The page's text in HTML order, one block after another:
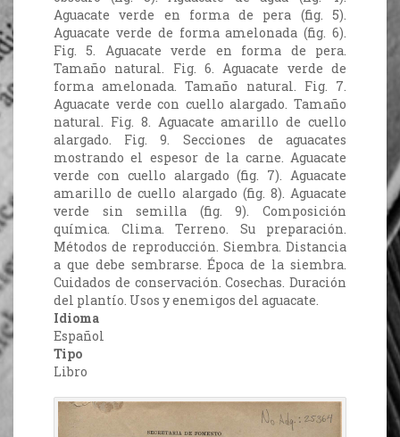
Aguacate verde en forma de pera (fig. 5).
Aguacate verde de forma amelonada (fig. 6).
Fig. 5. Aguacate verde en forma de pera.
Tamaño natural. Fig. 6. Aguacate verde de
forma amelonada. Tamaño natural. Fig. 7.
Aguacate verde con cuello alargado. Tamaño
natural. Fig. 8. Aguacate amarillo de cuello
alargado. Fig. 9. Secciones de aguacates
mostrando el espesor de la carne. Aguacate
verde con cuello alargado (fig. 7). Aguacate
amarillo de cuello alargado (fig. 8). Aguacate
verde sin semilla (fig. 9). Composición
química. Clima. Terreno. Su preparación.
Métodos de reproducción. Siembra. Distancia
a que debe sembrarse. Época de la siembra.
Cuidados de conservación. Cosechas. Duración
del plantío. Usos y enemigos del aguacate.
Idioma
Español
Tipo
Libro